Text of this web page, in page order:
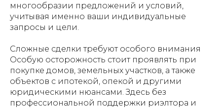
многообразии предложений и условий,
учитывая именно ваши индивидуальные
запросы и цели.
Сложные сделки требуют особого внимания
Особую осторожность стоит проявлять при
покупке домов, земельных участков, а также
объектов с ипотекой, опекой и другими
юридическими нюансами. Здесь без
профессиональной поддержки риэлтора и